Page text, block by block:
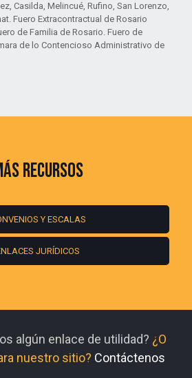
Casilda, Melincué, Rufino, San Lorenzo,
Fuero Extracontractual de Rosario
de Familia de Rosario. Fuero de
de lo Contencioso Administrativo de
RECURSOS
Y ESCALAS
JURÍDICOS
algún enlace de utilidad? ¿O
nuestro sitio? Contáctenos